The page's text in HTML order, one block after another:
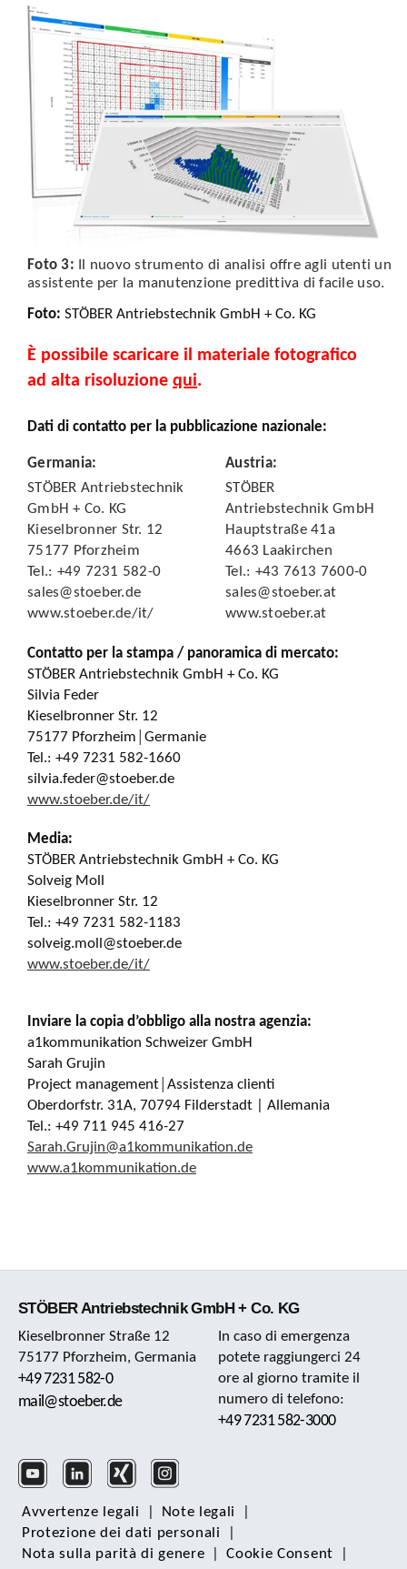
Foto 3: Il nuovo strumento di analisi offre agli utenti un
assistente per la manutenzione predittiva di facile uso.
Foto: STÖBER Antriebstechnik GmbH + Co. KG
È possibile scaricare il materiale fotografico
ad alta risoluzione qui.
Dati di contatto per la pubblicazione nazionale:
Germania:
Austria:
STÖBER Antriebstechnik
GmbH + Co. KG
Kieselbronner Str. 12
75177 Pforzheim
Tel.: +49 7231 582-0
sales@stoeber.de
www.stoeber.de/it/
STÖBER
Antriebstechnik GmbH
Hauptstraße 41a
4663 Laakirchen
Tel.: +43 7613 7600-0
sales@stoeber.at
www.stoeber.at
Contatto per la stampa / panoramica di mercato:
STÖBER Antriebstechnik GmbH + Co. KG
Silvia Feder
Kieselbronner Str. 12
75177 Pforzheim│Germanie
Tel.: +49 7231 582-1660
silvia.feder@stoeber.de
www.stoeber.de/it/
Media:
STÖBER Antriebstechnik GmbH + Co. KG
Solveig Moll
Kieselbronner Str. 12
Tel.: +49 7231 582-1183
solveig.moll@stoeber.de
www.stoeber.de/it/
Inviare la copia d’obbligo alla nostra agenzia:
a1kommunikation Schweizer GmbH
Sarah Grujin
Project management│Assistenza clienti
Oberdorfstr. 31A, 70794 Filderstadt | Allemania
Tel.: +49 711 945 416-27
Sarah.Grujin@a1kommunikation.de
www.a1kommunikation.de
STÖBER Antriebstechnik GmbH + Co. KG
Kieselbronner Straße 12
75177 Pforzheim, Germania
+49 7231 582-0
mail@stoeber.de
In caso di emergenza
potete raggiungerci 24
ore al giorno tramite il
numero di telefono:
+49 7231 582-3000
Avvertenze legali Note legali
Protezione dei dati personali
Nota sulla parità di genere
Cookie Consent